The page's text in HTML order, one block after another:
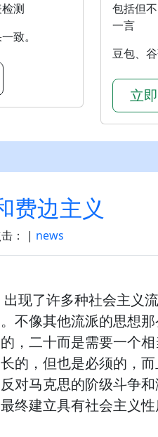
测
致。
包括但
一言
豆包、
立
费边主义
： | news
现了许多种社会主义
不像其他流派的思想
，二十而是需要一个
的，但也是必须的，
对马克思的阶级斗争
终建立具有社会主义